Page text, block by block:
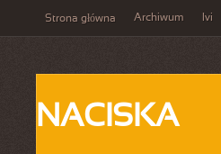
Strona główna Archiwum Ivi
NACISKA